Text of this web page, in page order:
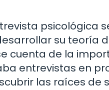
psicológica
su teoría
cuenta de la
entrevistas en
las raíces de